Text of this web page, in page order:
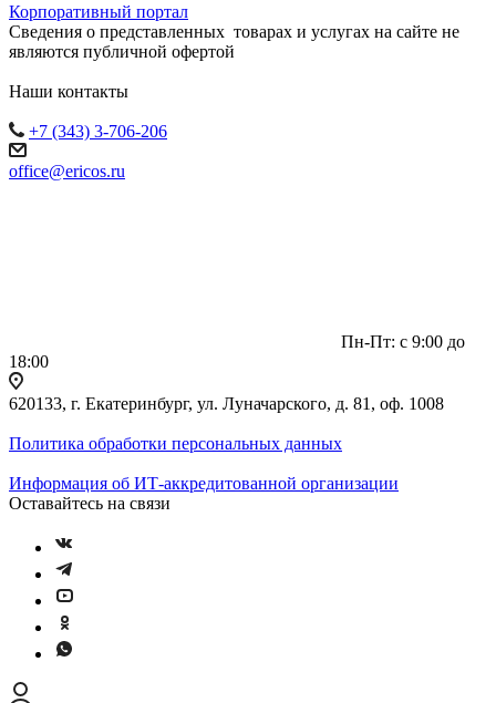
Корпоративный портал
Сведения о представленных товарах и услугах на сайте не
являются публичной офертой
Наши контакты
+7 (343) 3-706-206
office@ericos.ru
Пн-Пт: с 9:00 до
18:00
620133, г. Екатеринбург, ул. Луначарского, д. 81, оф. 1008
Политика обработки персональных данных
Информация об ИТ-аккредитованной организации
Оставайтесь на связи